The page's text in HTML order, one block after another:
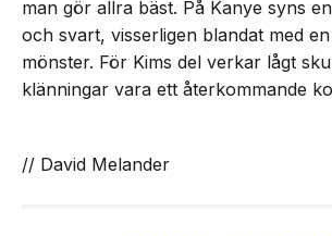
man gör allra bäst. På Kanye syns
och svart, visserligen blandat med
mönster. För Kims del verkar lågt
klänningar vara ett återkommande
// David Melander